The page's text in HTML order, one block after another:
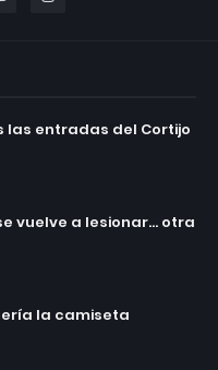
entradas del Cortijo
vuelve a lesionar... otra
la camiseta